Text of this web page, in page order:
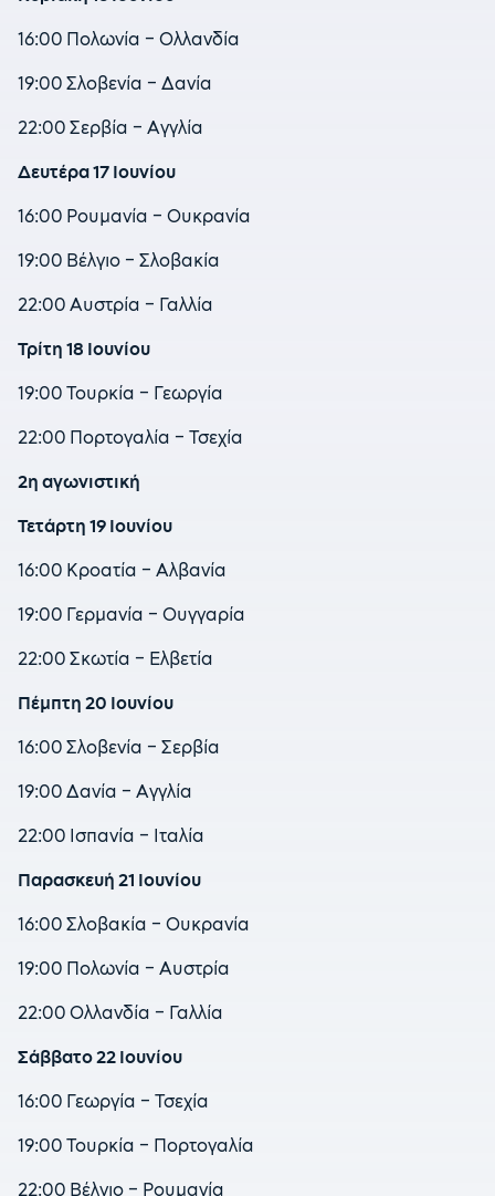
16:00 Πολωνία – Ολλανδία
19:00 Σλοβενία – Δανία
22:00 Σερβία – Αγγλία
Δευτέρα 17 Ιουνίου
16:00 Ρουμανία – Ουκρανία
19:00 Βέλγιο – Σλοβακία
22:00 Αυστρία – Γαλλία
Τρίτη 18 Ιουνίου
19:00 Τουρκία – Γεωργία
22:00 Πορτογαλία – Τσεχία
2η αγωνιστική
Τετάρτη 19 Ιουνίου
16:00 Κροατία – Αλβανία
19:00 Γερμανία – Ουγγαρία
22:00 Σκωτία – Ελβετία
Πέμπτη 20 Ιουνίου
16:00 Σλοβενία – Σερβία
19:00 Δανία – Αγγλία
22:00 Ισπανία – Ιταλία
Παρασκευή 21 Ιουνίου
16:00 Σλοβακία – Ουκρανία
19:00 Πολωνία – Αυστρία
22:00 Ολλανδία – Γαλλία
Σάββατο 22 Ιουνίου
16:00 Γεωργία – Τσεχία
19:00 Τουρκία – Πορτογαλία
22:00 Βέλγιο – Ρουμανία